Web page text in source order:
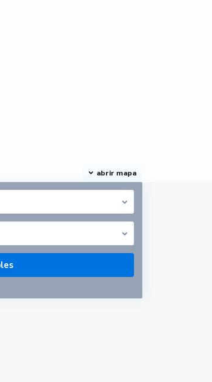
abrir mapa